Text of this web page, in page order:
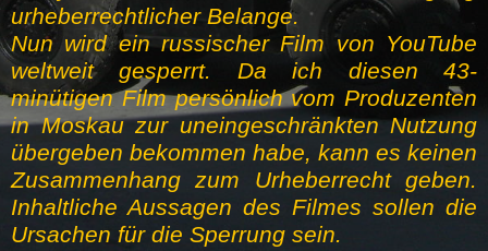
urheberrechtlicher Belange.
Nun wird ein russischer Film von YouTube
weltweit gesperrt. Da ich diesen 43-
minütigen Film persönlich vom Produzenten
in Moskau zur uneingeschränkten Nutzung
übergeben bekommen habe, kann es keinen
Zusammenhang zum Urheberrecht geben.
Inhaltliche Aussagen des Filmes sollen die
Ursachen für die Sperrung sein.